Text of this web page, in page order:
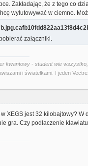
Zakładając, że z tego co
wylutowywać w ciemno.
załączniki.
kwantowy - student wie
i światełkami. I jeden
w XEGS jest 32 kilobajtowy?
gra. Czy podlaczenie